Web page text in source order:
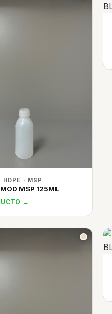
HDPE · MSP
MSP 125ML
→